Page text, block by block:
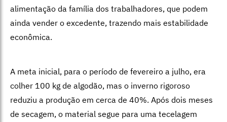
alimentação da família dos trabalhadores, que podem
ainda vender o excedente, trazendo mais estabilidade
econômica.
A meta inicial, para o período de fevereiro a julho, era
colher 100 kg de algodão, mas o inverno rigoroso
reduziu a produção em cerca de 40%. Após dois meses
de secagem, o material segue para uma tecelagem